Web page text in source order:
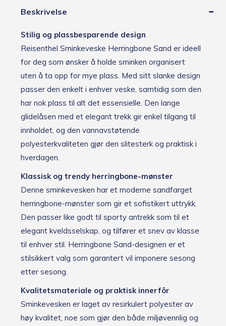
Beskrivelse
Stilig og plassbesparende design
Reisenthel Sminkeveske Herringbone Sand er ideell
for deg som ønsker å holde sminken organisert
uten å ta opp for mye plass. Med sitt slanke design
passer den enkelt i enhver veske, samtidig som den
har nok plass til alt det essensielle. Den lange
glidelåsen med et elegant trekk gir enkel tilgang til
innholdet, og den vannavstøtende
polyesterkvaliteten gjør den slitesterk og praktisk i
hverdagen.
Klassisk og trendy herringbone-mønster
Denne sminkevesken har et moderne sandfarget
herringbone-mønster som gir et sofistikert uttrykk.
Den passer like godt til sporty antrekk som til et
elegant kveldsselskap, og tilfører et snev av klasse
til enhver stil. Herringbone Sand-designen er et
stilsikkert valg som garantert vil imponere sesong
etter sesong.
Kvalitetsmateriale og praktisk innerfôr
Sminkevesken er laget av resirkulert polyester av
høy kvalitet, noe som gjør den både miljøvennlig og